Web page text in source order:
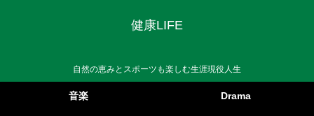
健康LIFE
自然の恵みとスポーツも楽しむ生涯現役人生
音楽 Drama